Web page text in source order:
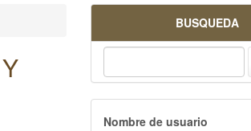
BUSQUEDA
Nombre de usuario